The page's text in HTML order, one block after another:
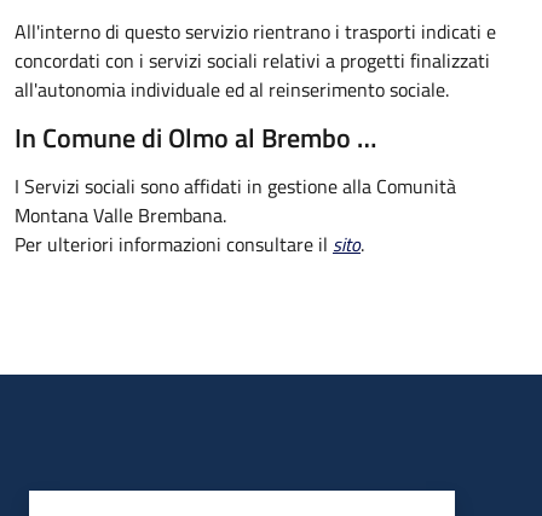
All'interno di questo servizio rientrano i trasporti indicati e
concordati con i servizi sociali relativi a progetti finalizzati
all'autonomia individuale ed al reinserimento sociale.
In Comune di Olmo al Brembo …
I Servizi sociali sono affidati in gestione alla Comunità
Montana Valle Brembana.
Per ulteriori informazioni consultare il sito.